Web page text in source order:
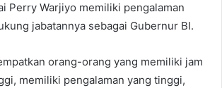
Perry Warjiyo memiliki pengalaman
jabatannya sebagai Gubernur BI.
orang-orang yang memiliki jam
memiliki pengalaman yang tinggi,